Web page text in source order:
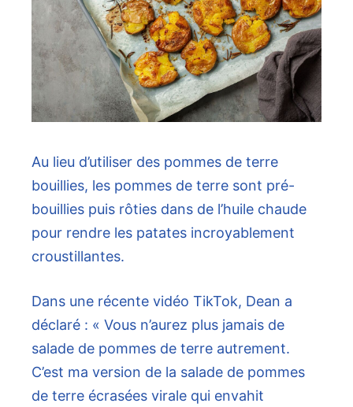
Au lieu d’utiliser des pommes de terre
bouillies, les pommes de terre sont pré-
bouillies puis rôties dans de l’huile chaude
pour rendre les patates incroyablement
croustillantes.
Dans une récente vidéo TikTok, Dean a
déclaré : « Vous n’aurez plus jamais de
salade de pommes de terre autrement.
C’est ma version de la salade de pommes
de terre écrasées virale qui envahit